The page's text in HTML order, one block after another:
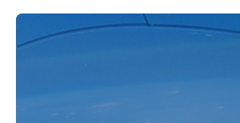
Спеціальності: